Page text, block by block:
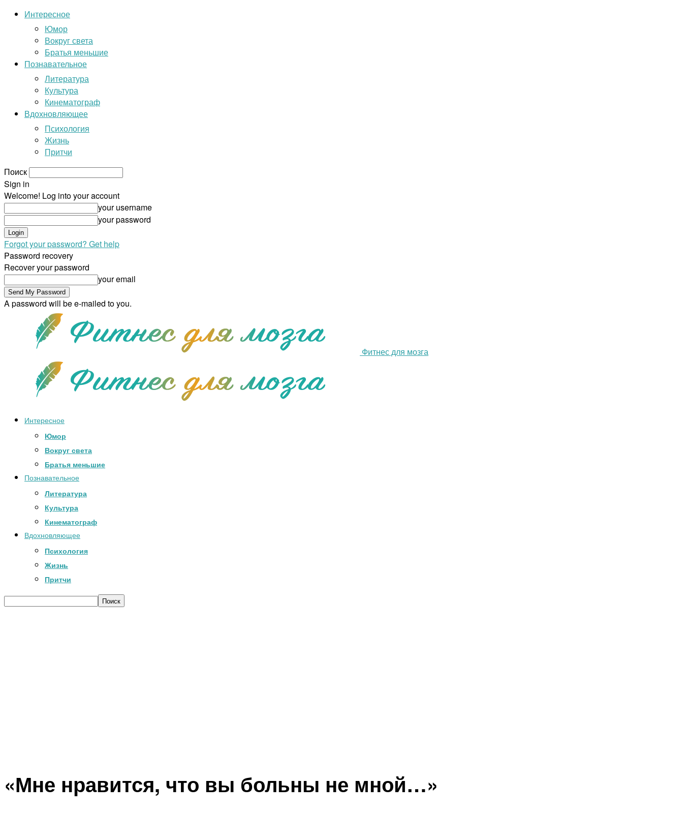
Интересное
Юмор
Вокруг света
Братья меньшие
Познавательное
Литература
Культура
Кинематограф
Вдохновляющее
Психология
Жизнь
Притчи
Поиск
Sign in
Welcome! Log into your account
your username
your password
Forgot your password? Get help
Password recovery
Recover your password
your email
A password will be e-mailed to you.
Фитнес для мозга
Интересное
Юмор
Вокруг света
Братья меньшие
Познавательное
Литература
Культура
Кинематограф
Вдохновляющее
Психология
Жизнь
Притчи
«Мне нравится, что вы больны не мной…»